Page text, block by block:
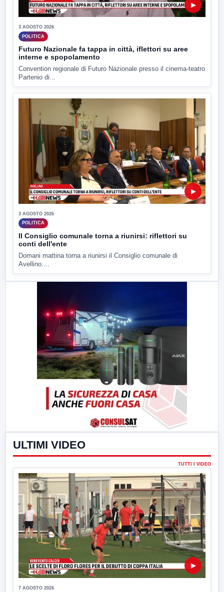
▶
3 AGOSTO 2026
POLITICA
Futuro Nazionale fa tappa in città, iflettori su aree
interne e spopolamento
Convention regionale di Futuro Nazionale presso il cinema-teatro
Partenio di...
▶
3 AGOSTO 2026
POLITICA
Il Consiglio comunale torna a riunirsi: riflettori su
conti dell'ente
Domani mattina torna a riunirsi il Consiglio comunale di
Avellino....
ULTIMI VIDEO
TUTTI I VIDEO
▶
7 AGOSTO 2026